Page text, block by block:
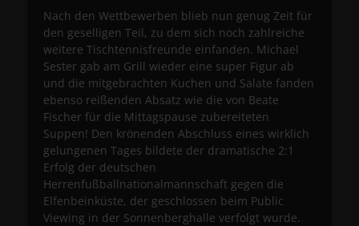
Nach den Wettbewerben blieb nun genug Zeit für
den geselligen Teil, zu dem sich noch zahlreiche
weitere Tischtennisfreunde einfanden. Michael
Sester gab am Grill wieder eine super Figur ab
und die mitgebrachten Kuchen und Salate fanden
ebenso reißenden Absatz wie die von Beate
Fischer für die Mittagspause zubereiteten
Suppen! Den krönenden Abschluss eines wirklich
gelungenen Tages bildete der dramatische 2:1
Erfolg der deutschen
Herrenfußballnationalmannschaft gegen die
Elfenbeinküste, der geschlossen beim Public
Viewing in der Sonnenberghalle verfolgt wurde.